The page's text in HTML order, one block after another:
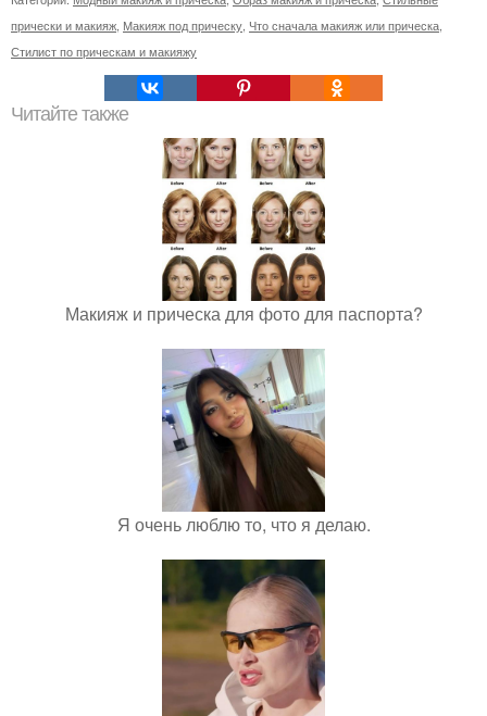
прически и макияж Макияж под прическу Что сначала макияж или прическа
Стилист по прическам и макияжу
Читайте также
Макияж и прическа для фото для паспорта?
Я очень люблю то, что я делаю.